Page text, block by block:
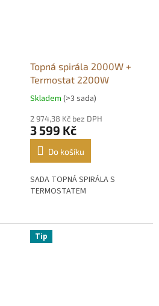
Topná spirála 2000W +
Termostat 2200W
Průměrné
produktu
je
5,0
hvězdiček.
Skladem (>3 sada)
2 974,38 Kč bez DPH
3 599 Kč
Do košíku
SADA TOPNÁ SPIRÁLA S
TERMOSTATEM
Tip